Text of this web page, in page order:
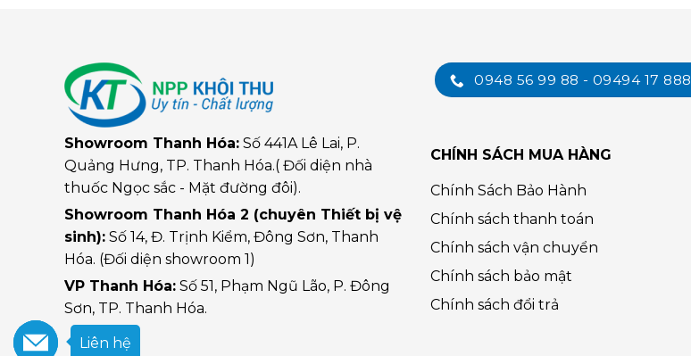
0948 56 99 88 - 09494 17 888
Showroom Thanh Hóa: Số 441A Lê Lai, P.
Quảng Hưng, TP. Thanh Hóa.( Đối diện nhà
thuốc Ngọc sắc - Mặt đường đôi).
Showroom Thanh Hóa 2 (chuyên Thiết bị vệ
sinh): Số 14, Đ. Trịnh Kiểm, Đông Sơn, Thanh
Hóa. (Đối diện showroom 1)
VP Thanh Hóa: Số 51, Phạm Ngũ Lão, P. Đông
Sơn, TP. Thanh Hóa.
CHÍNH SÁCH MUA HÀNG
Chính Sách Bảo Hành
Chính sách thanh toán
Chính sách vận chuyển
Chính sách bảo mật
Chính sách đổi trả
Liên hệ